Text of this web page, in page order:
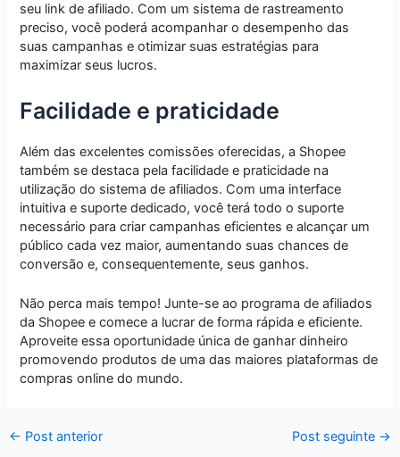
seu link de afiliado. Com um sistema de rastreamento
preciso, você poderá acompanhar o desempenho das
suas campanhas e otimizar suas estratégias para
maximizar seus lucros.
Facilidade e praticidade
Além das excelentes comissões oferecidas, a Shopee
também se destaca pela facilidade e praticidade na
utilização do sistema de afiliados. Com uma interface
intuitiva e suporte dedicado, você terá todo o suporte
necessário para criar campanhas eficientes e alcançar um
público cada vez maior, aumentando suas chances de
conversão e, consequentemente, seus ganhos.
Não perca mais tempo! Junte-se ao programa de afiliados
da Shopee e comece a lucrar de forma rápida e eficiente.
Aproveite essa oportunidade única de ganhar dinheiro
promovendo produtos de uma das maiores plataformas de
compras online do mundo.
← Post anterior Post seguinte →